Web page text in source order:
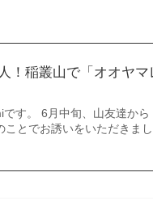
！稲叢山で「オオヤ
です。 6月中旬、山友達か
ことでお誘いをいただきま